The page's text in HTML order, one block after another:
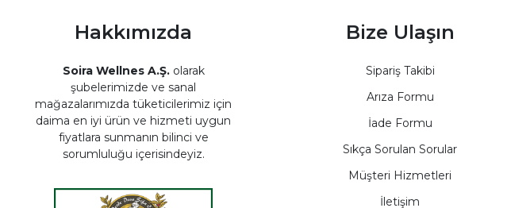
Hakkımızda
Soira Wellnes A.Ş.olarak
şubelerimizde ve sanal
mağazalarımızda tüketicilerimiz için
daima en iyi ürün ve hizmeti uygun
fiyatlara sunmanın bilinci ve
sorumluluğu içerisindeyiz.
Bize Ulaşın
Sipariş Takibi
Arıza Formu
İade Formu
Sıkça Sorulan Sorular
Müşteri Hizmetleri
İletişim